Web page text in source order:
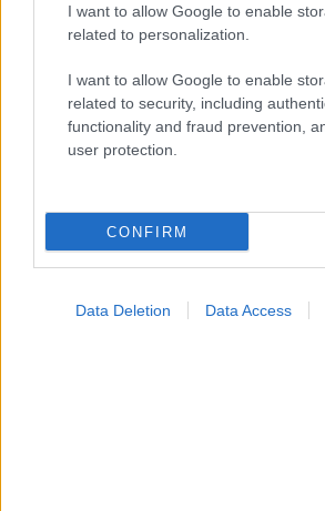
I want to allow Google to enable
related to personalization.
I want to allow Google to enable
related to security, including
functionality and fraud prevention,
user protection.
CONFIRM
Data Deletion Data Access
Ο
για
το
ΔΕΙΤΕ ΕΠΙΣΗΣ